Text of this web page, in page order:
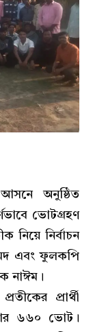
অনুষ্ঠিত
ভোটগ্রহণ
নিয়ে নির্বাচন
এবং ফুলকপি
নাঈম।
প্রার্থী
৬৬০ ভোট।